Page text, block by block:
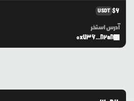
USDT $6
آدرس استخر
0x736...82a8